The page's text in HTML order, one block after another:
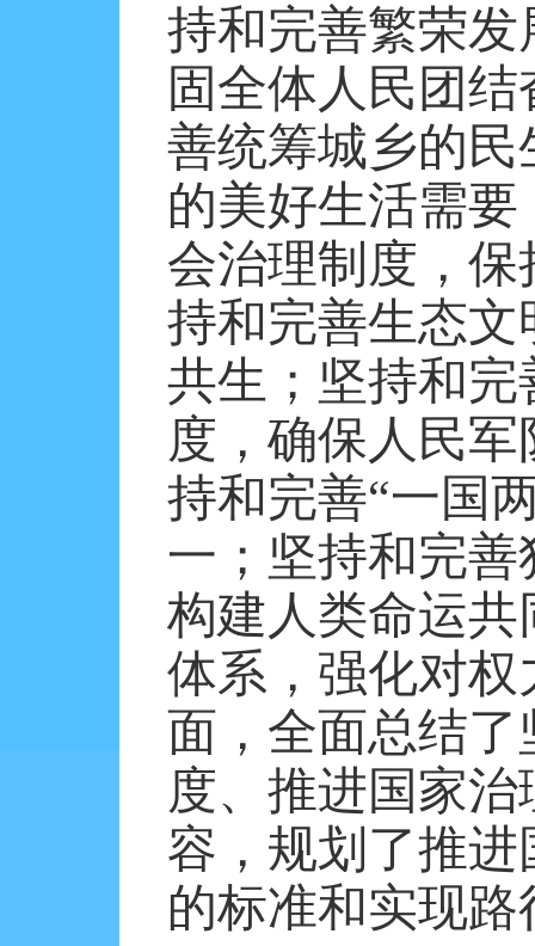
持和完善繁荣
固全体人民团
善统筹城乡的
的美好生活需
会治理制度，
持和完善生态
共生；坚持和
度，确保人民
持和完善“一国
一；坚持和完
构建人类命运
体系，强化对
面，全面总结
度、推进国家
容，规划了推
的标准和实现路